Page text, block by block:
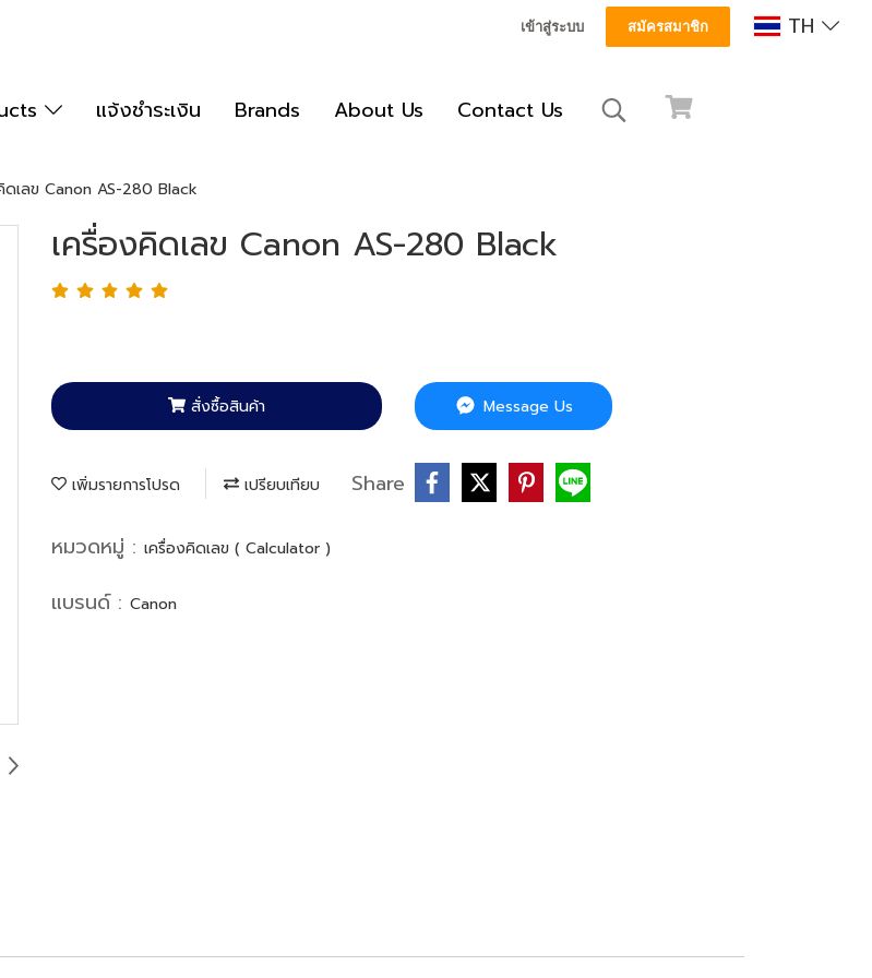
เข้าสู่ระบบ สมัครสมาชิก TH
แจ้งชำระเงิน Brands About Us Contact Us
ดเลข Canon AS-280 Black
เครื่องคิดเลข Canon AS-280 Black
สั่งซื้อสินค้า Message Us
เพิ่มรายการโปรด เปรียบเทียบ Share
หมวดหมู่ : เครื่องคิดเลข ( Calculator )
แบรนด์ : Canon